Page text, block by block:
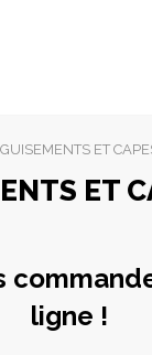
ET
ET
ligne !